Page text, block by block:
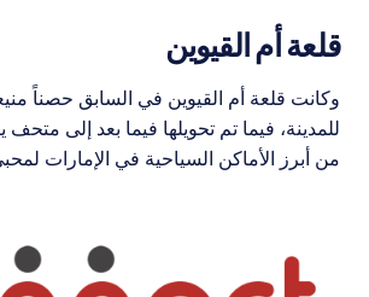
قلعة أم القيوين
وكانت قلعة أم القيوين في السابق حصناً
للمدينة، فيما تم تحويلها فيما بعد إلى
من أبرز الأماكن السياحية في الإمارات